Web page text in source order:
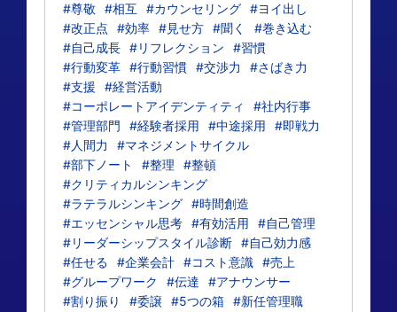
#尊敬
#相互 #カウンセリング #ヨイ出し
#改正点
#効率 #見せ方 #聞く
#巻き込む
#自己成長 #リフレクション
#習慣
#行動変革 #行動習慣 #交渉力
#さばき力
#支援
#経営活動
#コーポレートアイデンティティ
#社内行事
#管理部門
#経験者採用 #中途採用
#即戦力
#人間力
#マネジメントサイクル
#部下ノート
#整理
#整頓
#クリティカルシンキング
#ラテラルシンキング #時間創造
#エッセンシャル思考 #有効活用
#自己管理
#リーダーシップスタイル診断 #自己効力感
#任せる
#企業会計 #コスト意識 #売上
#グループワーク
#伝達
#アナウンサー
#割り振り
#委譲 #5つの箱 #新任管理職